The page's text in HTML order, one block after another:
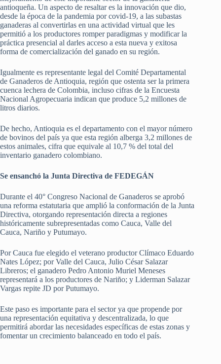
antioqueña. Un aspecto de resaltar es la innovación que dio,
desde la época de la pandemia por covid-19, a las subastas
ganaderas al convertirlas en una actividad virtual que les
permitió a los productores romper paradigmas y modificar la
práctica presencial al darles acceso a esta nueva y exitosa
forma de comercialización del ganado en su región.
Igualmente es representante legal del Comité Departamental
de Ganaderos de Antioquia, región que ostenta ser la primera
cuenca lechera de Colombia, incluso cifras de la Encuesta
Nacional Agropecuaria indican que produce 5,2 millones de
litros diarios.
De hecho, Antioquia es el departamento con el mayor número
de bovinos del país ya que esta región alberga 3,2 millones de
estos animales, cifra que equivale al 10,7 % del total del
inventario ganadero colombiano.
Se ensanchó la Junta Directiva de FEDEGÁN
Durante el 40° Congreso Nacional de Ganaderos se aprobó
una reforma estatutaria que amplió la conformación de la Junta
Directiva, otorgando representación directa a regiones
históricamente subrepresentadas como Cauca, Valle del
Cauca, Nariño y Putumayo.
Por Cauca fue elegido el veterano productor Clímaco Eduardo
Nates López; por Valle del Cauca, Julio César Salazar
Libreros; el ganadero Pedro Antonio Muriel Meneses
representará a los productores de Nariño; y Liderman Salazar
Vargas repite JD por Putumayo.
Este paso es importante para el sector ya que propende por
una representación equitativa y descentralizada, lo que
permitirá abordar las necesidades específicas de estas zonas y
fomentar un crecimiento balanceado en todo el país.